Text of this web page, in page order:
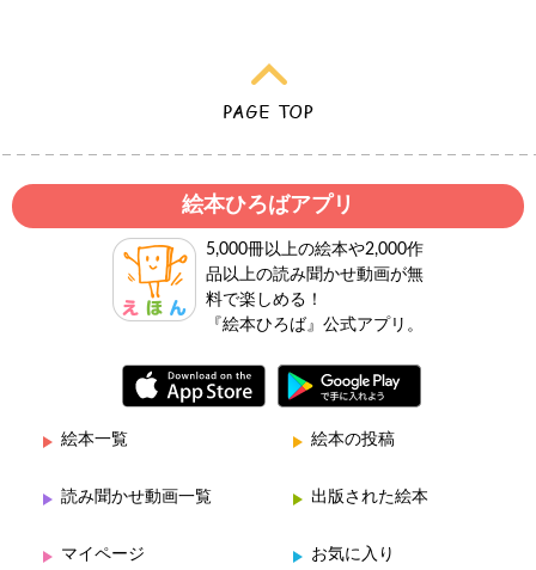
絵本ひろばアプリ
5,000冊以上の絵本や2,000作
品以上の読み聞かせ動画が無
料で楽しめる！
『絵本ひろば』公式アプリ。
絵本一覧 絵本の投稿
読み聞かせ動画一覧 出版された絵本
マイページ お気に入り